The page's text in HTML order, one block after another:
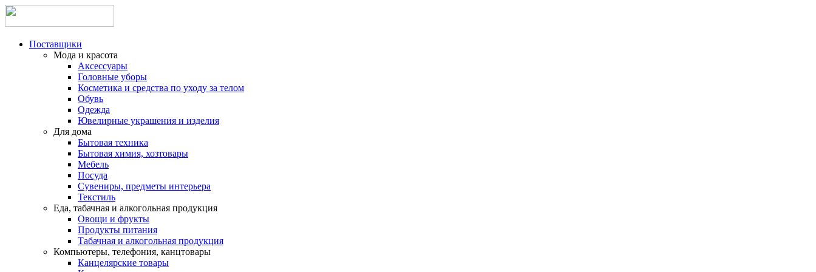
Поставщики
Мода и красота
Аксессуары
Головные уборы
Косметика и средства по уходу за телом
Обувь
Одежда
Ювелирные украшения и изделия
Для дома
Бытовая техника
Бытовая химия, хозтовары
Мебель
Посуда
Сувениры, предметы интерьера
Текстиль
Еда, табачная и алкогольная продукция
Овощи и фрукты
Продукты питания
Табачная и алкогольная продукция
Компьютеры, телефония, канцтовары
Канцелярские товары